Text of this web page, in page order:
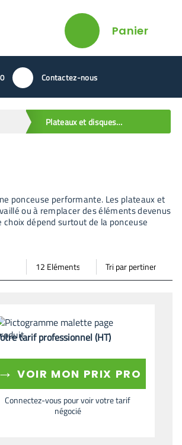
Panier
Contactez-nous
Plateaux et disques pour ponceuse
ponceuse performante. Les plateaux et
ou à remplacer des éléments devenus
dépend surtout de la ponceuse
vignette
Mode bande
Par
page
Trier
par
tarif professionnel (HT)
→ VOIR MON PRIX PRO
Connectez-vous pour voir votre tarif
négocié